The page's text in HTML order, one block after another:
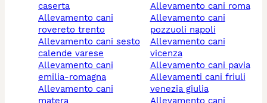
caserta
allevamento cani
rovereto trento
allevamento cani sesto
calende varese
allevamento cani
emilia-romagna
allevamento cani
matera
allevamento cani roma
allevamento cani
pozzuoli napoli
allevamento cani
vicenza
allevamento cani pavia
allevamenti cani friuli
venezia giulia
allevamento cani